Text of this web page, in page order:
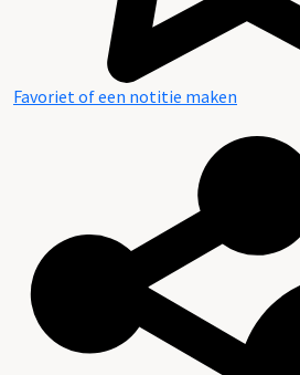
Favoriet of een notitie maken